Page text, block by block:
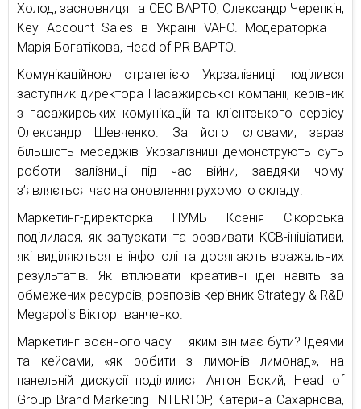
Холод, засновниця та СЕО ВАРТО, Олександр Черепкін,
Key Account Sales в Україні VAFO. Модераторка —
Марія Богатікова, Head of PR ВАРТО.
Комунікаційною стратегією Укрзалізниці поділився
заступник директора Пасажирської компанії, керівник
з пасажирських комунікацій та клієнтського сервісу
Олександр Шевченко. За його словами, зараз
більшість меседжів Укрзалізниці демонструють суть
роботи залізниці під час війни, завдяки чому
з’являється час на оновлення рухомого складу.
Маркетинг-директорка ПУМБ Ксенія Сікорська
поділилася, як запускати та розвивати КСВ-ініціативи,
які виділяються в інфополі та досягають вражальних
результатів. Як втілювати креативні ідеї навіть за
обмежених ресурсів, розповів керівник Strategy & R&D
Megapolis Віктор Іванченко.
Маркетинг воєнного часу — яким він має бути? Ідеями
та кейсами, «як робити з лимонів лимонад», на
панельній дискусії поділилися Антон Бокий, Head of
Group Brand Marketing INTERTOP, Катерина Сахарнова,